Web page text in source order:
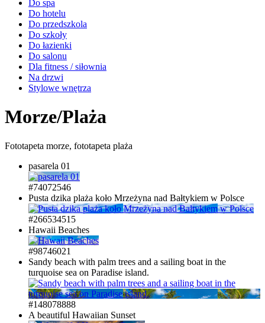
Do spa
Do hotelu
Do przedszkola
Do szkoły
Do łazienki
Do salonu
Dla fitness / siłownia
Na drzwi
Stylowe wnętrza
Morze/Plaża
Fototapeta morze, fototapeta plaża
pasarela 01
#74072546
Pusta dzika plaża koło Mrzeżyna nad Bałtykiem w Polsce
#266534515
Hawaii Beaches
#98746021
Sandy beach with palm trees and a sailing boat in the
turquoise sea on Paradise island.
#148078888
A beautiful Hawaiian Sunset